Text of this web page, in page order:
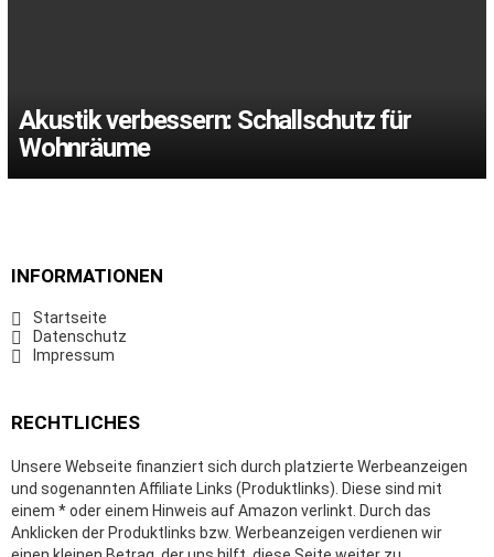
Akustik verbessern: Schallschutz für
Wohnräume
INFORMATIONEN
Startseite
Datenschutz
Impressum
RECHTLICHES
Unsere Webseite finanziert sich durch platzierte Werbeanzeigen
und sogenannten Affiliate Links (Produktlinks). Diese sind mit
einem * oder einem Hinweis auf Amazon verlinkt. Durch das
Anklicken der Produktlinks bzw. Werbeanzeigen verdienen wir